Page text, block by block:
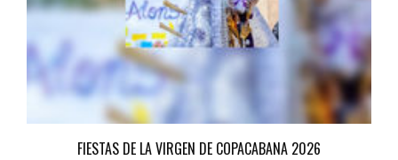
FIESTAS DE LA VIRGEN DE COPACABANA 2026